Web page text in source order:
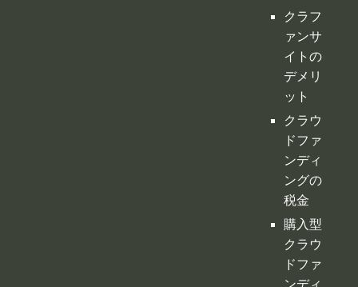
クラフ
ァンサ
イトの
デメリ
ット
クラウ
ドファ
ンディ
ングの
税金
購入型
クラウ
ドファ
ンディ